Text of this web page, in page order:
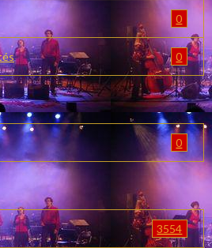
0
0
0
3554